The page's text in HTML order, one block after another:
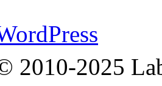
2010-2025